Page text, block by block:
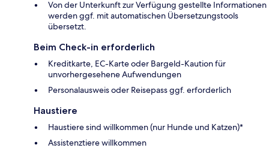
Von der Unterkunft zur Verfügung gestellte Informationen
werden ggf. mit automatischen Übersetzungstools
übersetzt.
Beim Check-in erforderlich
Kreditkarte, EC-Karte oder Bargeld-Kaution für
unvorhergesehene Aufwendungen
Personalausweis oder Reisepass ggf. erforderlich
Haustiere
Haustiere sind willkommen (nur Hunde und Katzen)*
Assistenztiere willkommen